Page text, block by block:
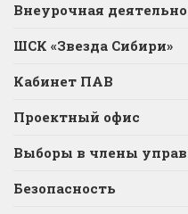
Внеурочная
ШСК «Звезда Сибири»
Кабинет ПАВ
Проектный офис
Выборы в члены
Безопасность